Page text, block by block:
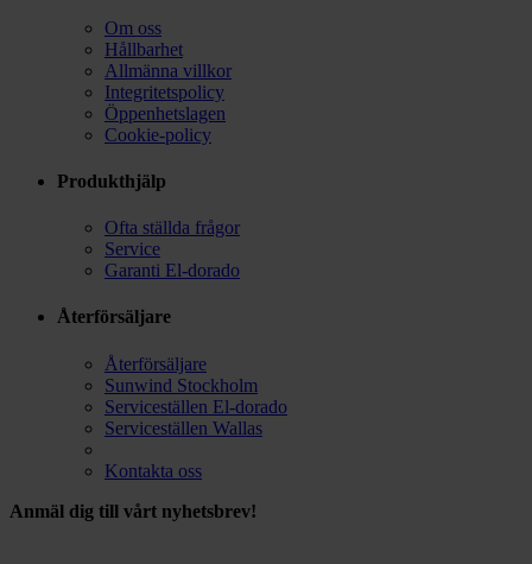
Om oss
Hållbarhet
Allmänna villkor
Integritetspolicy
Öppenhetslagen
Cookie-policy
Produkthjälp
Ofta ställda frågor
Service
Garanti El-dorado
Återförsäljare
Återförsäljare
Sunwind Stockholm
Serviceställen El-dorado
Serviceställen Wallas
Kontakta oss
Anmäl dig till vårt nyhetsbrev!